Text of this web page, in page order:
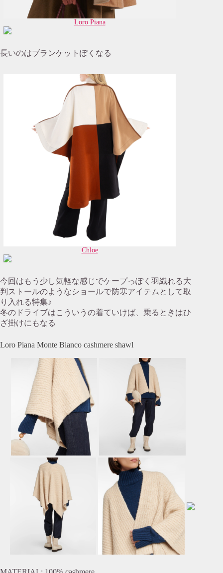
Loro Piana
長いのはブランケットぽくなる
Chloe
今回はもう少し気軽な感じでケープっぽく羽織れる大
判ストールのようなショールで防寒アイテムとして取
り入れる特集♪
冬のドライブはこういうの着ていけば、乗るときはひ
ざ掛けにもなる
Loro Piana Monte Bianco cashmere shawl